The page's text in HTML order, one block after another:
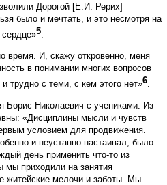
Дорогой [Е.И. Рерих]
было и мечтать, и это несмотря на
5.
время. И, скажу откровенно, меня
в понимании многих вопросов
трудно с теми, с кем этого нет»6.
Борис Николаевич с учениками. Из
«Дисциплины мысли и чувств
условием для продвижения.
и неустанно настаивал, было
день применить что-то из
мы приходили на занятия
житейские мелочи и заботы. Мы